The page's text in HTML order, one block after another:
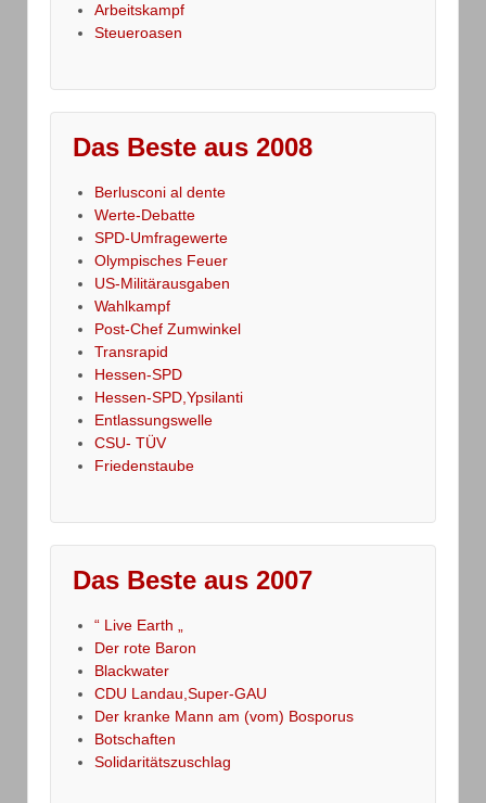
Arbeitskampf
Steueroasen
Das Beste aus 2008
Berlusconi al dente
Werte-Debatte
SPD-Umfragewerte
Olympisches Feuer
US-Militärausgaben
Wahlkampf
Post-Chef Zumwinkel
Transrapid
Hessen-SPD
Hessen-SPD,Ypsilanti
Entlassungswelle
CSU- TÜV
Friedenstaube
Das Beste aus 2007
“ Live Earth „
Der rote Baron
Blackwater
CDU Landau,Super-GAU
Der kranke Mann am (vom) Bosporus
Botschaften
Solidaritätszuschlag